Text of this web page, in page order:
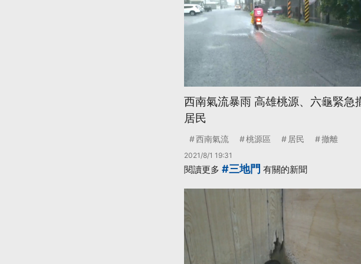
西南氣流暴雨 高雄桃源、六龜緊急
居民
西南氣流 桃源區 居民 撤離
2021/8/1 19:31
閱讀更多 #三地門 有關的新聞